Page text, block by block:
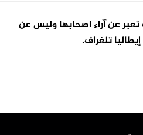
تعبر عن آراء اصحابها وليس عن
تلغراف.